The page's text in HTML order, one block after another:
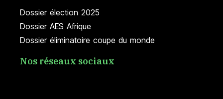
Dossier élection 2025
Dossier AES Afrique
Dossier éliminatoire coupe du monde
Nos réseaux sociaux